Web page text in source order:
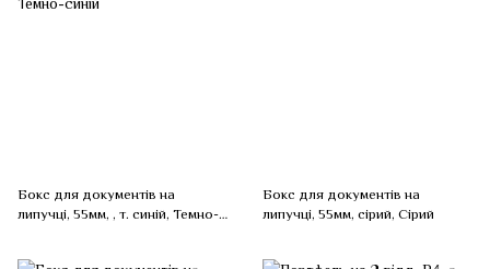
Бокс для документів на
липучці, 55мм, , т. синiй, Темно-
Бокс для документів на
липучці, 55мм, сiрий, Сірий